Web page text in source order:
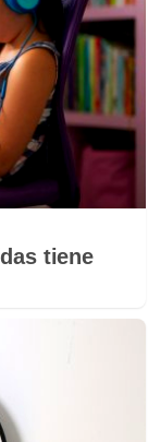
tiene